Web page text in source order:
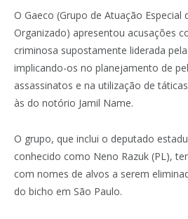
O Gaeco (Grupo de Atuação Especial
Organizado) apresentou acusações
criminosa supostamente liderada
implicando-os no planejamento de
assassinatos e na utilização de
às do notório Jamil Name.
O grupo, que inclui o deputado
conhecido como Neno Razuk (PL),
com nomes de alvos a serem
do bicho em São Paulo.